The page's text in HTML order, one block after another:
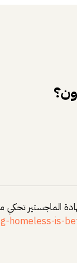
الماجستير
homeless-is-